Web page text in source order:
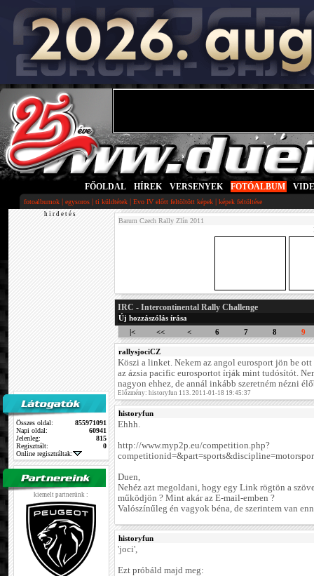
FŐOLDAL HÍREK VERSENYEK FOTÓALBUM
fotoalbumok | egysoros | ti küldtétek | Evo IV előtt feltöltött képek | képek feltöltése
h i r d e t é s
Összes oldal:
855971091
Napi oldal:
60941
Jelenleg:
815
Regisztrált:
0
Online regisztráltak:
kiemelt partnerünk :
Barum Czech Rally Zlín 2011
IRC - Intercontinental Rally Challenge
Új hozzászólás írása
|<
<< < 6 7 8 9
rallysjociCZ
Köszi a linket. Nekem az angol eurosport jön be
az ázsia pacific eurosportot írják mint tudósítót.
nagyon ehhez, de annál inkább szeretném nézni
Előzmény: historyfun 113. 2011-01-18 19:45:37
historyfun
Ehhh.
http://www.myp2p.eu/competition.php?
Duen,
Nehéz azt megoldani, hogy egy Link rögtön a
működjön ? Mint akár az E-mail-emben ?
Valószínűleg én vagyok béna, de szerintem van
historyfun
'joci',
Ezt próbáld majd meg: